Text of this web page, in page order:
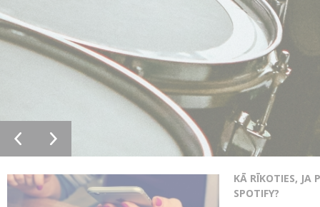
KĀ RĪKOTIES, JA
SPOTIFY?